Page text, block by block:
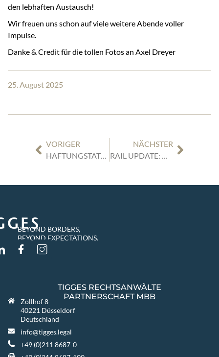
den lebhaften Austausch!
Wir freuen uns schon auf viele weitere Abende voller
Impulse.
Danke & Credit für die tollen Fotos an Axel Dreyer
25. August 2025
VORIGER
HAFTUNGSTATBESTAND UND POTENZIELLE ERSATZANSPRÜCHE GEGEN EISENBAHNINFRASTRUKTURUNTERNEHMEN
NÄCHSTER
RAIL UPDATE: GENERALSANIERUNGEN 2029 – JETZT FRISTEN ZUR STELLUNGNAHME IM BLICK BEHALTEN!
BEYOND BORDERS,
BEYOND EXPECTATIONS.
TIGGES RECHTSANWÄLTE
PARTNERSCHAFT MBB
Zollhof 8
40221 Düsseldorf
Deutschland
info@tigges.legal
+49 (0)211 8687-0